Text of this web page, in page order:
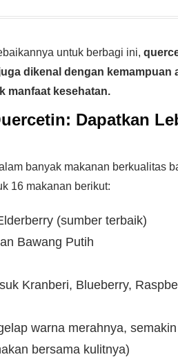
untuk berbagi ini,
dikenal dengan kemampuan
manfaat kesehatan.
Dapatkan
banyak makanan berkualitas
16 makanan berikut:
(sumber terbaik)
Bawang Putih
Kranberi, Blueberry,
warna merahnya,
bersama kulitnya)